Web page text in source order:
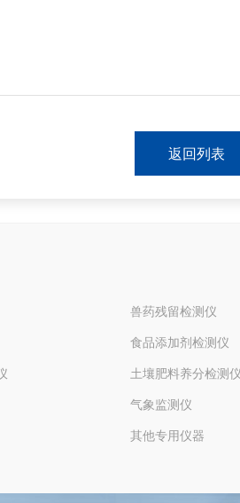
返回列表
兽药残留检测仪
食品添加剂检测仪
土壤肥料养分检测仪
气象监测仪
其他专用仪器